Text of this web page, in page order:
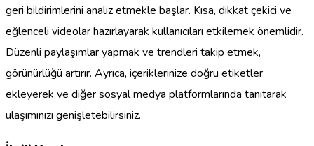
geri bildirimlerini analiz etmekle başlar. Kısa, dikkat çekici ve
eğlenceli videolar hazırlayarak kullanıcıları etkilemek önemlidir.
Düzenli paylaşımlar yapmak ve trendleri takip etmek,
görünürlüğü artırır. Ayrıca, içeriklerinize doğru etiketler
ekleyerek ve diğer sosyal medya platformlarında tanıtarak
ulaşımınızı genişletebilirsiniz.